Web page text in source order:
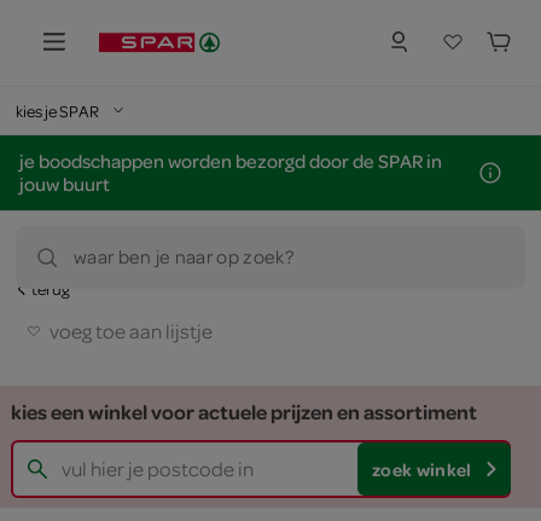
kies je SPAR
je boodschappen worden bezorgd door de SPAR in
jouw buurt
waar ben je naar op zoek?
terug
voeg toe aan lijstje
kies een winkel voor actuele prijzen en assortiment
zoek winkel